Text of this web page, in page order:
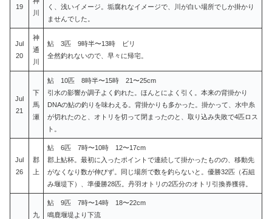
19
川
く、浅いイメージ。垢腐れなイメージで、川が白い場所でしか掛かり
ませんでした。
Jul
20
神
通
川
鮎 3匹 9時半〜13時 ビリ
全然釣れないので、早々に帰宅。
Jul
21
下
馬
瀬
鮎 10匹 8時半〜15時 21〜25cm
引水の影響か調子よく釣れた。ほんとによく引く。本来の背掛かり
DNAの鮎の釣りを味わえる。背掛かりも多かった。掛かって、水中糸
が切れたのと、オトリを切って閉まったのと、取り込み失敗で4匹ロス
ト。
Jul
26
郡
上
鮎 6匹 7時〜10時 12〜17cm
郡上鮎杯。最初に入ったポイントで連続して掛かったものの、移動先
がなくなり数が伸びず。同じ場所で数を釣らないと。優勝32匹（石組
み堰堤下）、準優勝28匹。丹羽オトリの2匹分のオトリ引換券獲得。
九
鮎 9匹 7時〜14時 18〜22cm
鳴鹿堰堤より下流